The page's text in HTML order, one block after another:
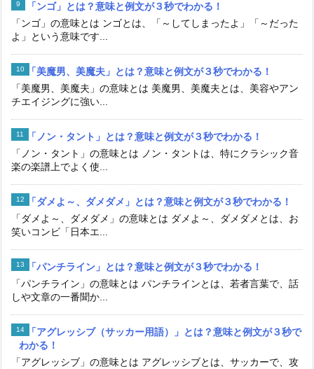
「ンゴ」とは？意味と例文が３秒でわかる！
「ンゴ」の意味とは ンゴとは、「～してしまったよ」「～だった
よ」という意味です...
「美魔男、美魔夫」とは？意味と例文が３秒でわかる！
「美魔男、美魔夫」の意味とは 美魔男、美魔夫とは、美容やアン
チエイジングに強い...
「ノン・タント」とは？意味と例文が３秒でわかる！
「ノン・タント」の意味とは ノン・タントは、特にクラシック音
楽の楽譜上でよく使...
「ダメよ～、ダメダメ」とは？意味と例文が３秒でわかる！
「ダメよ～、ダメダメ」の意味とは ダメよ～、ダメダメとは、お
笑いコンビ「日本エ...
「パンチライン」とは？意味と例文が３秒でわかる！
「パンチライン」の意味とは パンチラインとは、若者言葉で、話
しや文章の一番聞か...
「アグレッシブ（サッカー用語）」とは？意味と例文が３秒で
わかる！
「アグレッシブ」の意味とは アグレッシブとは、サッカーで、攻